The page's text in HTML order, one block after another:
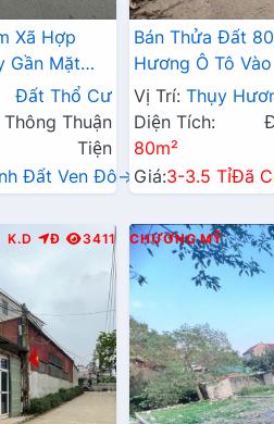
Xã Hợp
Gần Mặt
Đất Thổ Cư
Thuận
Tiện
Đất Ven Đô→
Bán Thửa Đất
Hương Ô Tô
Kinh Doanh Liên
Vị Trí: Thụy
Diện Tích:
80m²
Giá:3-3.5 TỉĐã
K.D Đ 3411 CHƯƠNG MỸ